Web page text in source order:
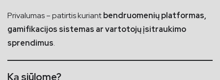
Privalumas – patirtis kuriantbendruomenių platformas,
gamifikacijos sistemas ar vartotojų įsitraukimo
sprendimus.
Ką siūlome?